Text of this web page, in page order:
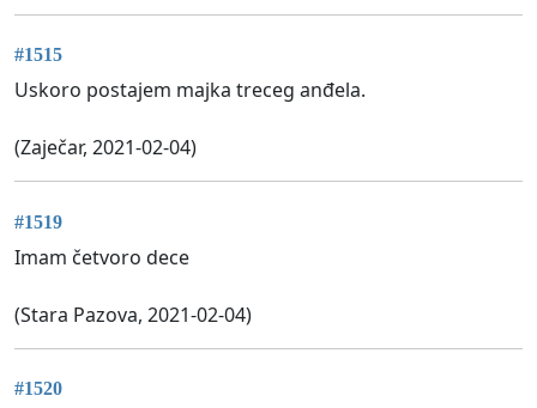
#1515
Uskoro postajem majka treceg anđela.
(Zaječar, 2021-02-04)
#1519
Imam četvoro dece
(Stara Pazova, 2021-02-04)
#1520